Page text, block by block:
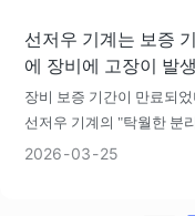
선저우 기계는 보증
에 장비에 고장이 발
우 어떻게 지원을 제
까?
장비 보증 기간이 만료되
선저우 기계의 "탁월한 분
능"에 대한 헌신은 결코 멈
2026 03 25